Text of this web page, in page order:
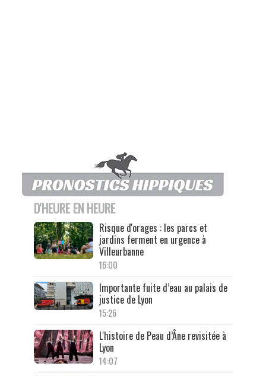
D'HEURE EN HEURE
Risque d'orages : les parcs et
jardins ferment en urgence à
Villeurbanne
16:00
Importante fuite d’eau au palais de
justice de Lyon
15:26
L'histoire de Peau d’Âne revisitée à
Lyon
14:07